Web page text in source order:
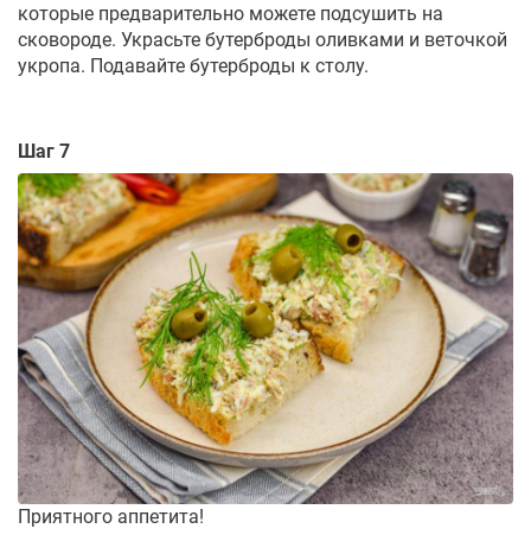
которые предварительно можете подсушить на
сковороде. Украсьте бутерброды оливками и веточкой
укропа. Подавайте бутерброды к столу.
Шаг 7
Приятного аппетита!